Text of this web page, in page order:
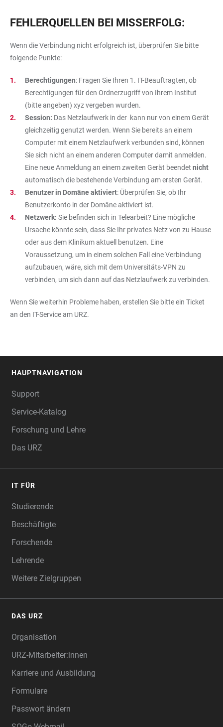
FEHLERQUELLEN BEI MISSERFOLG:
Wenn die Verbindung nicht erfolgreich ist, überprüfen Sie bitte
folgende Punkte:
Berechtigungen: Fragen Sie Ihren 1. IT-Beauftragten, ob
Berechtigungen für den Ordnerzugriff von Ihrem Institut
(bitte angeben) xyz vergeben wurden.
Session: Das Netzlaufwerk in der kann nur von einem Gerät
gleichzeitig genutzt werden. Wenn Sie bereits an einem
Computer mit einem Netzlaufwerk verbunden sind, können
Sie sich nicht an einem anderen Computer damit anmelden.
Eine neue Anmeldung an einem zweiten Gerät beendet nicht
automatisch die bestehende Verbindung am ersten Gerät.
Benutzer in Domäne aktiviert: Überprüfen Sie, ob Ihr
Benutzerkonto in der Domäne aktiviert ist.
Netzwerk: Sie befinden sich in Telearbeit? Eine mögliche
Ursache könnte sein, dass Sie Ihr privates Netz von zu Hause
oder aus dem Klinikum aktuell benutzen. Eine
Voraussetzung, um in einem solchen Fall eine Verbindung
aufzubauen, wäre, sich mit dem Universitäts-VPN zu
verbinden, um sich dann auf das Netzlaufwerk zu verbinden.
Wenn Sie weiterhin Probleme haben, erstellen Sie bitte ein Ticket
an den IT-Service am URZ.
HAUPTNAVIGATION
Support
Service-Katalog
Forschung und Lehre
Das URZ
IT FÜR
Studierende
Beschäftigte
Forschende
Lehrende
Weitere Zielgruppen
DAS URZ
Organisation
URZ-Mitarbeiter:innen
Karriere und Ausbildung
Formulare
Passwort ändern